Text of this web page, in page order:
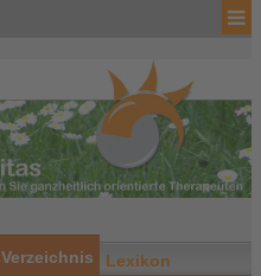
Verzeichnis Lexikon